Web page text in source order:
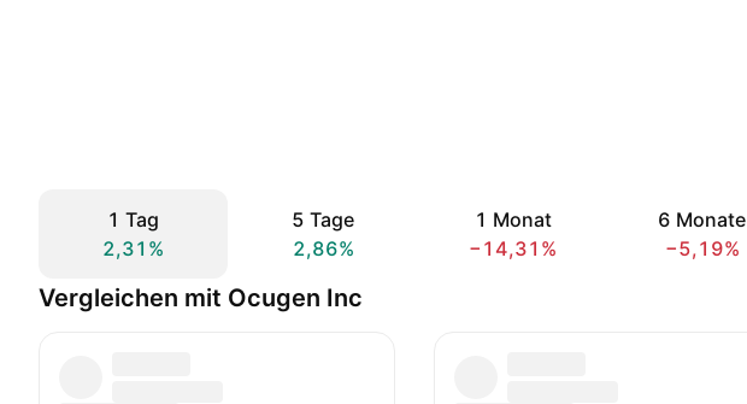
1 Tag
2,31%
5 Tage
2,86%
1 Monat
−14,31%
6 Monate
−5,19%
Vergleichen mit Ocugen Inc